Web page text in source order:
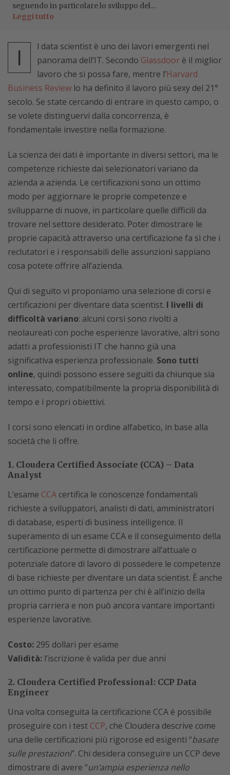
seguendo in particolare lo sviluppo del...
Leggi tutto
I
l data scientist è uno dei lavori emergenti nel
panorama dell’IT. Secondo Glassdoor è il miglior
lavoro che si possa fare, mentre l’Harvard
Business Review lo ha definito il lavoro più sexy del 21°
secolo. Se state cercando di entrare in questo campo, o
se volete distinguervi dalla concorrenza, è
fondamentale investire nella formazione.
La scienza dei dati è importante in diversi settori, ma le
competenze richieste dai selezionatori variano da
azienda a azienda. Le certificazioni sono un ottimo
modo per aggiornare le proprie competenze e
svilupparne di nuove, in particolare quelle difficili da
trovare nel settore desiderato. Poter dimostrare le
proprie capacità attraverso una certificazione fa sì che i
reclutatori e i responsabili delle assunzioni sappiano
cosa potete offrire all’azienda.
Qui di seguito vi proponiamo una selezione di corsi e
certificazioni per diventare data scientist. I livelli di
difficoltà variano: alcuni corsi sono rivolti a
neolaureati con poche esperienze lavorative, altri sono
adatti a professionisti IT che hanno già una
significativa esperienza professionale. Sono tutti
online, quindi possono essere seguiti da chiunque sia
interessato, compatibilmente la propria disponibilità di
tempo e i propri obiettivi.
I corsi sono elencati in ordine alfabetico, in base alla
società che li offre.
1. Cloudera Certified Associate (CCA) – Data
Analyst
L’esame CCA certifica le conoscenze fondamentali
richieste a sviluppatori, analisti di dati, amministratori
di database, esperti di business intelligence. Il
superamento di un esame CCA e il conseguimento della
certificazione permette di dimostrare all’attuale o
potenziale datore di lavoro di possedere le competenze
di base richieste per diventare un data scientist. È anche
un ottimo punto di partenza per chi è all’inizio della
propria carriera e non può ancora vantare importanti
esperienze lavorative.
Costo: 295 dollari per esame
Validità: l’iscrizione è valida per due anni
2. Cloudera Certified Professional: CCP Data
Engineer
Una volta conseguita la certificazione CCA è possibile
proseguire con i test CCP, che Cloudera descrive come
una delle certificazioni più rigorose ed esigenti “basate
sulle prestazioni”. Chi desidera conseguire un CCP deve
dimostrare di avere “un’ampia esperienza nello